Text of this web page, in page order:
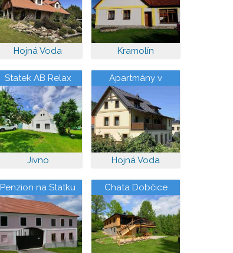
Hojná Voda Kramolín
Statek AB Relax
Jivno
Apartmány v
Novohradských
horách
Hojná Voda
Penzion na Statku Chata Dobčice